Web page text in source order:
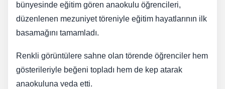
bünyesinde eğitim gören anaokulu öğrencileri,
düzenlenen mezuniyet töreniyle eğitim hayatlarının ilk
basamağını tamamladı.
Renkli görüntülere sahne olan törende öğrenciler hem
gösterileriyle beğeni topladı hem de kep atarak
anaokuluna veda etti.